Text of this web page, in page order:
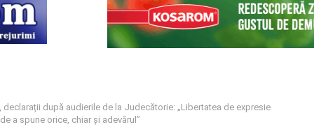
declarații după audierile de la Judecătorie: „Libertatea de expresie
a spune orice, chiar și adevărul”